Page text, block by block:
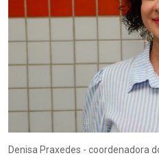
Denisa Praxedes - coordenadora